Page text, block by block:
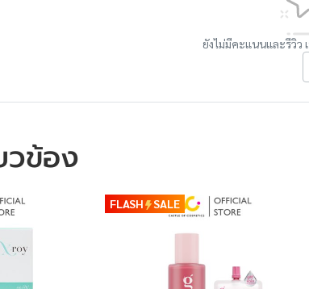
ยังไม่มีคะแนนและรีวิว
วข้อง
FLASH SALE